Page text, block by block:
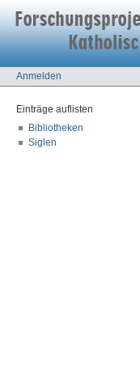
Anmelden
Einträge auflisten
Bibliotheken
Siglen